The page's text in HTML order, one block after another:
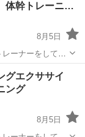
体幹トレーニ…
8月5日
レーナーをしてい
グエクササイ
ング
8月5日